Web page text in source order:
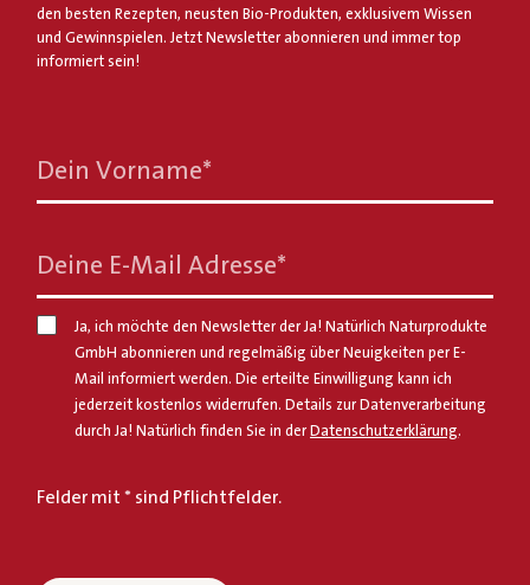
den besten Rezepten, neusten Bio-Produkten, exklusivem Wissen
und Gewinnspielen. Jetzt Newsletter abonnieren und immer top
informiert sein!
Dein Vorname*
Deine E-Mail Adresse*
Ja, ich möchte den Newsletter der Ja! Natürlich Naturprodukte
GmbH abonnieren und regelmäßig über Neuigkeiten per E-
Mail informiert werden. Die erteilte Einwilligung kann ich
jederzeit kostenlos widerrufen. Details zur Datenverarbeitung
durch Ja! Natürlich finden Sie in derDatenschutzerklärung.
Felder mit * sind Pflichtfelder.